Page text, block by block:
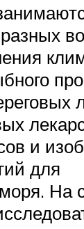
и
для
На